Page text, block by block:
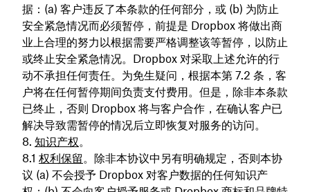
据：(a) 客户违反了本条款的任何部分，或 (b) 为防止
安全紧急情况而必须暂停，前提是 Dropbox 将做出商
业上合理的努力以根据需要严格调整该等暂停，以防止
或终止安全紧急情况。Dropbox 对采取上述允许的行
动不承担任何责任。为免生疑问，根据本第 7.2 条，客
户将在任何暂停期间负责支付费用。但是，除非本条款
已终止，否则 Dropbox 将与客户合作，在确认客户已
解决导致需暂停的情况后立即恢复对服务的访问。
知识产权。
权利保留。除非本协议中另有明确规定，否则本协
议 (a) 不会授予 Dropbox 对客户数据的任何知识产